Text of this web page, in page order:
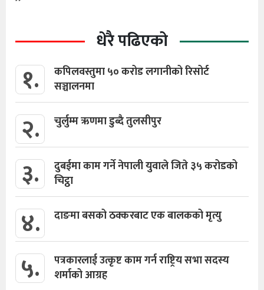
धेरै पढिएको
१.
कपिलवस्तुमा ५० करोड लगानीको रिसोर्ट
सञ्चालनमा
२. चुर्लुम्म ऋणमा डुब्दै तुलसीपुर
३.
दुबईमा काम गर्ने नेपाली युवाले जिते ३५ करोडको
चिट्ठा
४. दाङमा बसको ठक्करबाट एक बालकको मृत्यु
५.
पत्रकारलाई उत्कृष्ट काम गर्न राष्ट्रिय सभा सदस्य
शर्माको आग्रह